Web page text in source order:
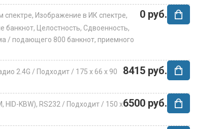
Изображение в ИК спектре,
Целостность, Сдвоенность,
/ подающего 800 банкнот, приемного
0 руб.
2.4G / Подходит / 175 х 66 х 90
8415 руб.
HID-KBW), RS232 / Подходит / 150 x6500 руб.